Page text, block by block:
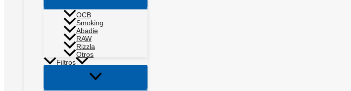
OCB
Smoking
Abadie
RAW
Rizzla
Otros
Filtros
Alternar